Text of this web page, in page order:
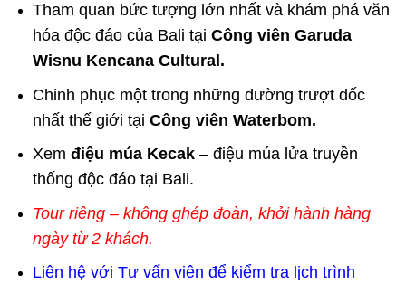
Tham quan bức tượng lớn nhất và khám phá văn
hóa độc đáo của Bali tại Công viên Garuda
Wisnu Kencana Cultural.
Chinh phục một trong những đường trượt dốc
nhất thế giới tại Công viên Waterbom.
Xem điệu múa Kecak – điệu múa lửa truyền
thống độc đáo tại Bali.
Tour riêng – không ghép đoàn, khởi hành hàng
ngày từ 2 khách.
Liên hệ với Tư vấn viên để kiểm tra lịch trình